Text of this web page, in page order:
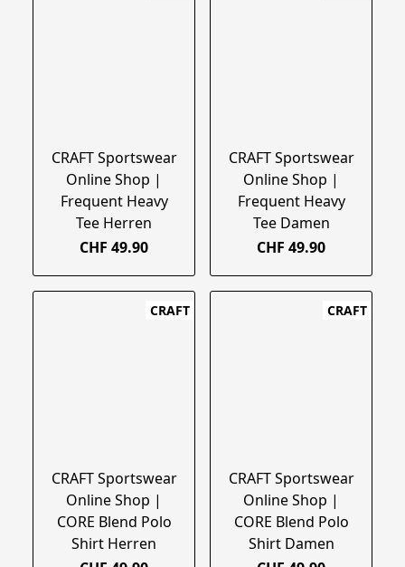
CRAFT Sportswear
Online Shop |
Frequent Heavy
Tee Herren
CHF 49.90
CRAFT Sportswear
Online Shop |
Frequent Heavy
Tee Damen
CHF 49.90
CRAFT
CRAFT Sportswear
Online Shop |
CORE Blend Polo
Shirt Herren
CRAFT
CRAFT Sportswear
Online Shop |
CORE Blend Polo
Shirt Damen